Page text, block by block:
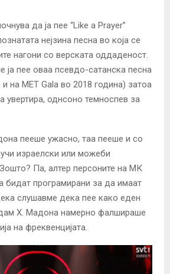
да ја пее “Like a Prayer”
нејзина песна во која се
нагони со верската оддаденост.
пее оваа псевдо-сатанска песна
и на МЕТ Gala во 2018 година) затоа
увертира, однсоно темноспев за
пееше ужасно, таа пееше и со
израелски или можеби
Па, алтер персоните на МК
бидат програмирани за да имаат
слушавме дека пее како еден
Х. Мадона намерно фалшираше
на фреквенцијата.